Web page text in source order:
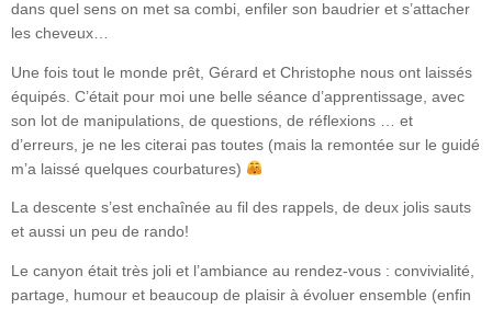
dans quel sens on met sa combi, enfiler son baudrier et s’attacher
les cheveux…
Une fois tout le monde prêt, Gérard et Christophe nous ont laissés
équipés. C’était pour moi une belle séance d’apprentissage, avec
son lot de manipulations, de questions, de réflexions … et
d’erreurs, je ne les citerai pas toutes (mais la remontée sur le guidé
m’a laissé quelques courbatures)
La descente s’est enchaînée au fil des rappels, de deux jolis sauts
et aussi un peu de rando!
Le canyon était très joli et l’ambiance au rendez-vous : convivialité,
partage, humour et beaucoup de plaisir à évoluer ensemble (enfin